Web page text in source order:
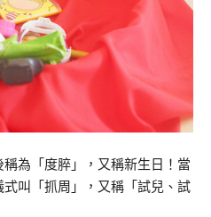
為「度脺」，又稱新生日！當
叫「抓周」，又稱「試兒、試